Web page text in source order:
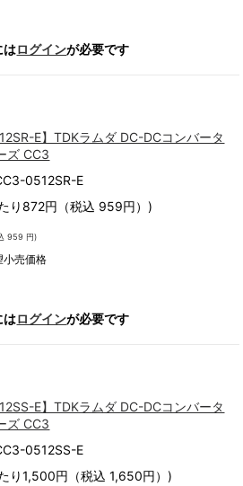
はログインが必要です
E】TDKラムダ DC-DCコンバータ
ズ CC3
0512SR-E
り872円（税込 959円）)
959 円)
小売価格
はログインが必要です
E】TDKラムダ DC-DCコンバータ
ズ CC3
0512SS-E
り1,500円（税込 1,650円）)